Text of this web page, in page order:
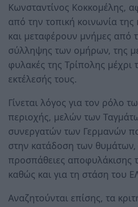
Κωνσταντίνος Κοκκομέλης,
από την τοπική κοινωνία της
και μεταφέρουν μνήμες από
σύλληψης των ομήρων, της
φυλακές της Τρίπολης μέχρι
εκτέλεσής τους.
Γίνεται λόγος για τον ρόλο
περιοχής, μελών των
συνεργατών των Γερμανών
στην κατάδοση των θυμάτων,
προσπάθειες αποφυλάκισης
καθώς και για τη στάση του
Αναζητούνται επίσης, τα